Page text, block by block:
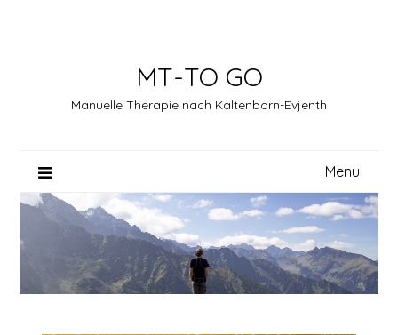
MT-TO GO
Manuelle Therapie nach Kaltenborn-Evjenth
Menu